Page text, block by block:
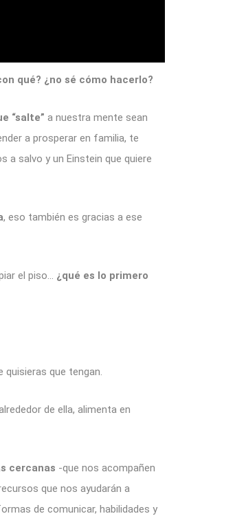
qué? ¿no sé cómo hacerlo?
“salte” a nuestra mente sean
a prosperar en familia, te
a salvo y un Einstein que quiere
, eso también es gracias a ese
el piso… ¿qué es lo primero
quisieras que tengan.
de ella, alimenta en
cercanas -que nos acompañen
que nos ayudarán a
de comunicar, habilidades y